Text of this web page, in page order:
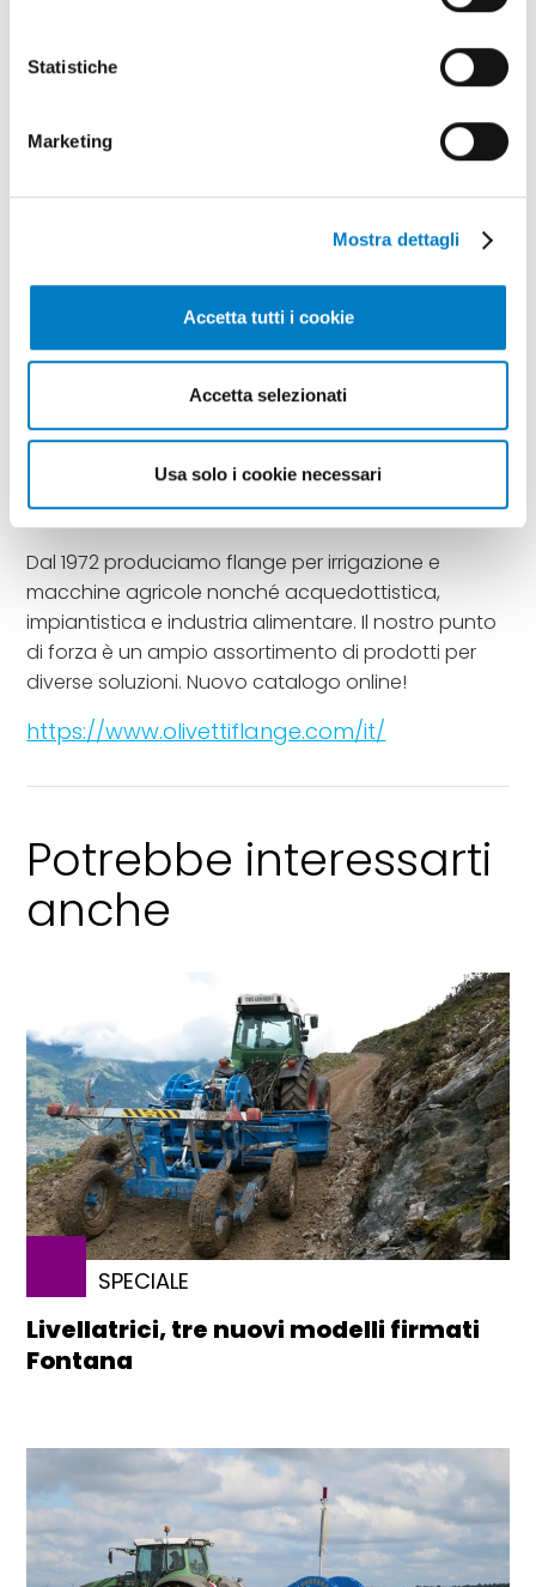
Statistiche
Marketing
Mostra dettagli
Accetta tutti i cookie
Accetta selezionati
Usa solo i cookie necessari
Lama
CONTENUTO SPONSORIZZATO
Olivetti: a proposito di flange
Dal 1972 produciamo flange per irrigazione e
macchine agricole nonché acquedottistica,
impiantistica e industria alimentare. Il nostro punto
di forza è un ampio assortimento di prodotti per
diverse soluzioni. Nuovo catalogo online!
https://www.olivettiflange.com/it/
Potrebbe interessarti
anche
SPECIALE
Livellatrici, tre nuovi modelli firmati
Fontana